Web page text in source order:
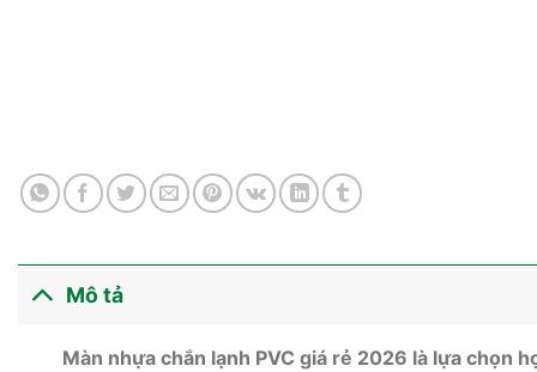
Mô tả
Màn nhựa chắn lạnh PVC giá rẻ 2026 là lựa chọn